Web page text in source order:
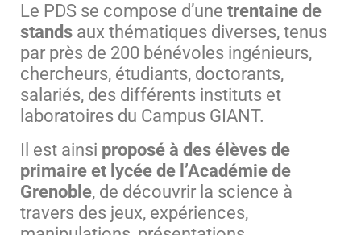
Le PDS se compose d’une trentaine de
stands aux thématiques diverses, tenus
par près de 200 bénévoles ingénieurs,
chercheurs, étudiants, doctorants,
salariés, des différents instituts et
laboratoires du Campus GIANT.
Il est ainsi proposé à des élèves de
primaire et lycée de l’Académie de
Grenoble, de découvrir la science à
travers des jeux, expériences,